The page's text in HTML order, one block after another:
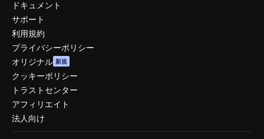
ドキュメント
サポート
利用規約
プライバシーポリシー
オリジナル 新規
クッキーポリシー
トラストセンター
アフィリエイト
法人向け